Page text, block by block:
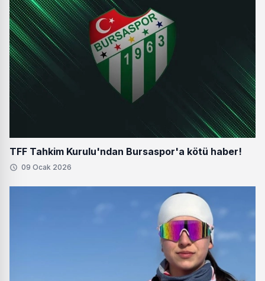
TFF Tahkim Kurulu'ndan Bursaspor'a kötü haber!
09 Ocak 2026